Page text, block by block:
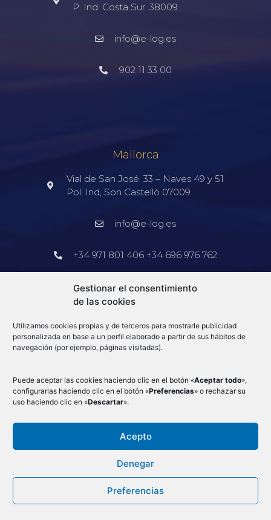
Gestionar el consentimiento
de las cookies
Utilizamos cookies propias y de terceros para mostrarle publicidad
personalizada en base a un perfil elaborado a partir de sus hábitos de
navegación (por ejemplo, páginas visitadas).
Puede aceptar las cookies haciendo clic en el botón «Aceptar todo»,
configurarlas haciendo clic en el botón «Preferencias» o rechazar su
uso haciendo clic en «Descartar».
Acepto
Denegar
Preferencias
P. Ind. Costa Sur. 38009
info@e-log.es
902 11 33 00
Mallorca
Vial de San José. 33 – Naves 49 y 51
Pol. Ind, Son Castelló 07009
info@e-log.es
+34 971 801 406 +34 696 976 762
+34 913 578 905
info@e-log.es
Blog
Aduanas–Mercancias por avión
Política de privacidad
Ⓒ 2023 - e-log Todos los derechos reservados